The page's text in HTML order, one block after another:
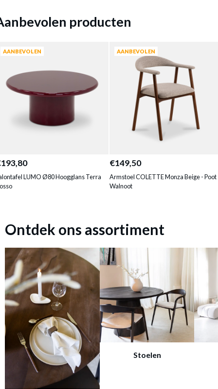
producten
AANBEVOLEN
LUMO Ø80 Hoogglans Terra
AANBEVOLEN
€149,50
Armstoel COLETTE Monza Beige - Poot
Walnoot
Ontdek ons assortiment
Stoelen